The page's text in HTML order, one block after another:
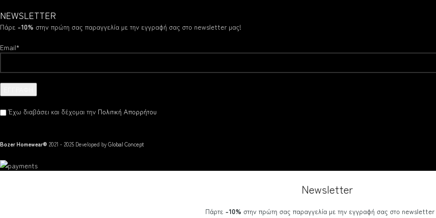
NEWSLETTER
Πάρε -10% στην πρώτη σας παραγγελία με την εγγραφή σας στο newsletter μας!
Email*
Έχω διαβάσει και δέχομαι την Πολιτική Απορρήτου
Bozer Homewear® 2021 - 2025 Developed byGlobal Concept
Newsletter
Πάρτε -10% στην πρώτη σας παραγγελία με την εγγραφή σας στο